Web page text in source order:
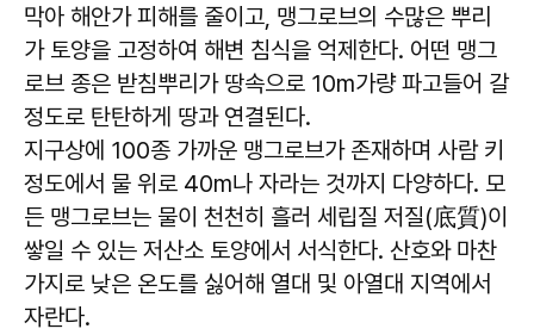
막아 해안가 피해를 줄이고, 맹그로브의 수많은 뿌리
가 토양을 고정하여 해변 침식을 억제한다. 어떤 맹그
로브 종은 받침뿌리가 땅속으로 10m가량 파고들어 갈
정도로 탄탄하게 땅과 연결된다.
지구상에 100종 가까운 맹그로브가 존재하며 사람 키
정도에서 물 위로 40m나 자라는 것까지 다양하다. 모
든 맹그로브는 물이 천천히 흘러 세립질 저질(底質)이
쌓일 수 있는 저산소 토양에서 서식한다. 산호와 마찬
가지로 낮은 온도를 싫어해 열대 및 아열대 지역에서
자란다.